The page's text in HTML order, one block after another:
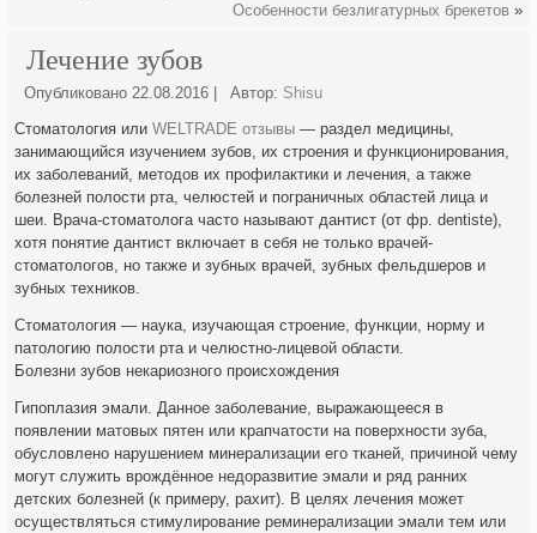
Особенности безлигатурных брекетов»
Лечение зубов
Опубликовано 22.08.2016 Автор: Shisu
Стоматология илиWELTRADE отзывы — раздел медицины,
занимающийся изучением зубов, их строения и функционирования,
их заболеваний, методов их профилактики и лечения, а также
болезней полости рта, челюстей и пограничных областей лица и
шеи. Врача-стоматолога часто называют дантист (от фр. dentiste),
хотя понятие дантист включает в себя не только врачей-
стоматологов, но также и зубных врачей, зубных фельдшеров и
зубных техников.
Стоматология — наука, изучающая строение, функции, норму и
патологию полости рта и челюстно-лицевой области.
Болезни зубов некариозного происхождения
Гипоплазия эмали. Данное заболевание, выражающееся в
появлении матовых пятен или крапчатости на поверхности зуба,
обусловлено нарушением минерализации его тканей, причиной чему
могут служить врождённое недоразвитие эмали и ряд ранних
детских болезней (к примеру, рахит). В целях лечения может
осуществляться стимулирование реминерализации эмали тем или